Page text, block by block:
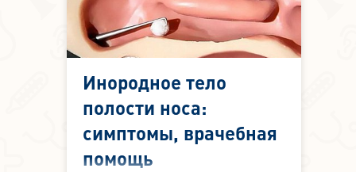
Инородное тело
полости носа:
симптомы, врачебная
помощь